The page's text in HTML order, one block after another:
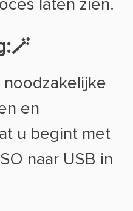
laten zien.
noodzakelijke
en
u begint met
naar USB in